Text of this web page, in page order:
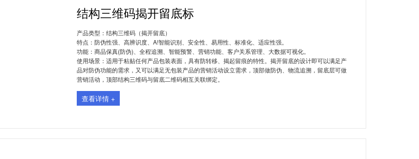
结构三维码揭开留底标
产品类型： 结构三维码（揭开留底）
特点： 防伪性强、高辨识度、A!智能识别、安全性、易用性、标准化、适应性强。
功能： 商品保真(防伪)、全程追溯、智能预警、营销功能、客户关系管理、大数据可视化。
使用场景： 适用于粘贴任何产品包装表面，具有防转移、揭起留痕的特性。揭开留底的设计即可以满足产
品对防伪功能的需求，又可以满足无包装产品的营销活动设立需求，顶部做防伪、物流追溯，留底层可做
营销活动，顶部结构三维码与留底二维码相互关联绑定。
查看详情 +